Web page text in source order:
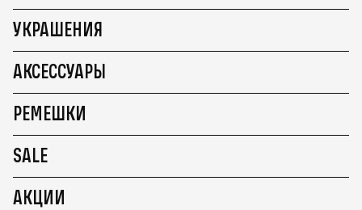
УКРАШЕНИЯ
АКСЕССУАРЫ
РЕМЕШКИ
SALE
АКЦИИ